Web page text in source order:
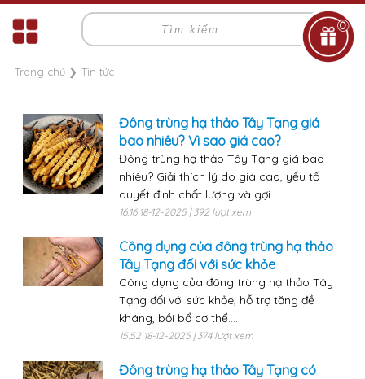
0
Trang chủ❯ Tin tức
Đông trùng hạ thảo Tây Tạng giá
bao nhiêu? Vì sao giá cao?
Đông trùng hạ thảo Tây Tạng giá bao
nhiêu? Giải thích lý do giá cao, yếu tố
quyết định chất lượng và gợi...
16:16 18-12-2025 | 392 lượt xem
Công dụng của đông trùng hạ thảo
Tây Tạng đối với sức khỏe
Công dụng của đông trùng hạ thảo Tây
Tạng đối với sức khỏe, hỗ trợ tăng đề
kháng, bồi bổ cơ thể....
15:52 18-12-2025 | 374 lượt xem
Đông trùng hạ thảo Tây Tạng có